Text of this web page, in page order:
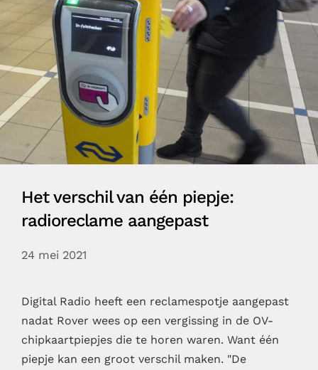
Het verschil van één piepje:
radioreclame aangepast
24 mei 2021
Digital Radio heeft een reclamespotje aangepast
nadat Rover wees op een vergissing in de OV-
chipkaartpiepjes die te horen waren. Want één
piepje kan een groot verschil maken. "De